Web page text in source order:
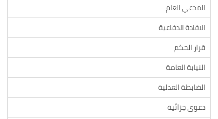
المدعي العام
الافادة الدفاعية
قرار الحكم
النيابة العامة
الضابطة العدلية
دعوى جزائية